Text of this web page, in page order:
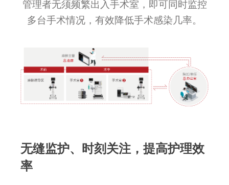
管理者无须频繁出入手术室，即可同时监控
多台手术情况，有效降低手术感染几率。
无缝监护、时刻关注，提高护理效
率